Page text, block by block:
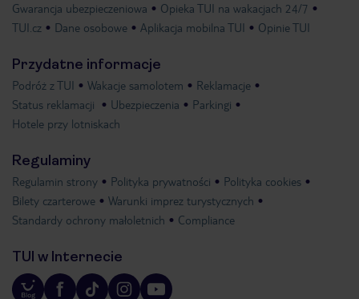
Gwarancja ubezpieczeniowa
Opieka TUI na wakacjach 24/7
TUI.cz
Dane osobowe Aplikacja mobilna TUI Opinie TUI
Przydatne informacje
Podróż z TUI Wakacje samolotem
Reklamacje
Status reklamacji
Ubezpieczenia
Parkingi
Hotele przy lotniskach
Regulaminy
Regulamin strony Polityka prywatności
Polityka cookies
Bilety czarterowe
Warunki imprez turystycznych
Standardy ochrony małoletnich
Compliance
TUI w Internecie